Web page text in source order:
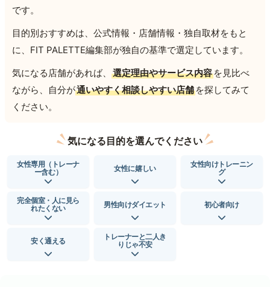
です。
目的別おすすめは、公式情報・店舗情報・独自取材をもと
に、FIT PALETTE編集部が独自の基準で選定しています。
気になる店舗があれば、
選定理由やサービス内容 を見比べ
ながら、自分が通いやすく相談しやすい店舗 を探してみて
ください。
気になる目的を選んでください
女性専用（トレーナ
ー含む）
女性に嬉しい
女性向けトレーニン
グ
完全個室・人に見ら
れたくない
男性向けダイエット 初心者向け
安く通える
トレーナーと二人き
りじゃ不安